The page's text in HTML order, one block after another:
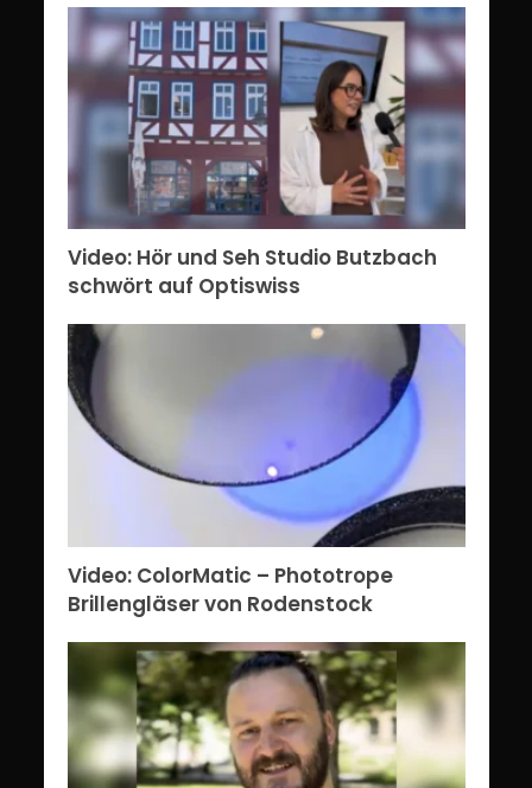
Video: Hör und Seh Studio Butzbach
schwört auf Optiswiss
Video: ColorMatic – Phototrope
Brillengläser von Rodenstock